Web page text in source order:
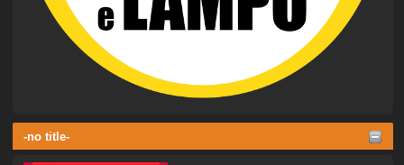
-no title-